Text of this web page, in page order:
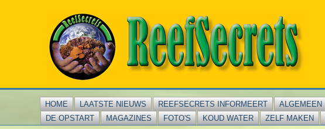
HOME LAATSTE NIEUWS REEFSECRETS INFORMEERT ALGEMEEN
DE OPSTART
MAGAZINES FOTO'S KOUD WATER ZELF MAKEN